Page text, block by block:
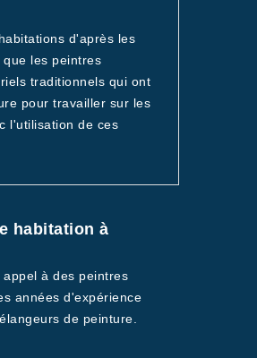
d'après les
que les peintres
traditionnels qui ont
pour travailler sur les
l'utilisation de ces
habitation à
à des peintres
années d'expérience
de peinture.